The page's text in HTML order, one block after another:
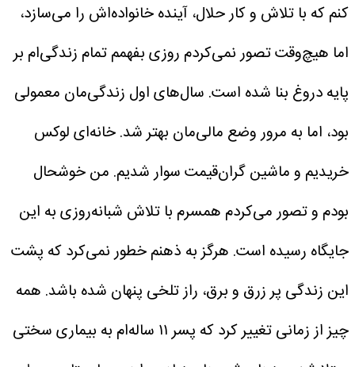
کنم که با تلاش و کار حلال، آینده خانواده‌اش را می‌سازد،
اما هیچ‌وقت تصور نمی‌کردم روزی بفهمم تمام زندگی‌ام بر
پایه دروغ بنا شده است. سال‌های اول زندگی‌مان معمولی
بود، اما به مرور وضع مالی‌مان بهتر شد. خانه‌ای لوکس
خریدیم و ماشین گران‌قیمت سوار شدیم. من خوشحال
بودم و تصور می‌کردم همسرم با تلاش شبانه‌روزی به این
جایگاه رسیده است. هرگز به ذهنم خطور نمی‌کرد که پشت
این زندگی پر زرق و برق، راز تلخی پنهان شده باشد. همه
چیز از زمانی تغییر کرد که پسر ۱۱ ساله‌ام به بیماری سختی